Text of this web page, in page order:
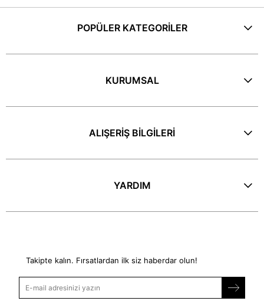
POPÜLER KATEGORİLER
KURUMSAL
ALIŞERİŞ BİLGİLERİ
YARDIM
Takipte kalın. Fırsatlardan ilk siz haberdar olun!